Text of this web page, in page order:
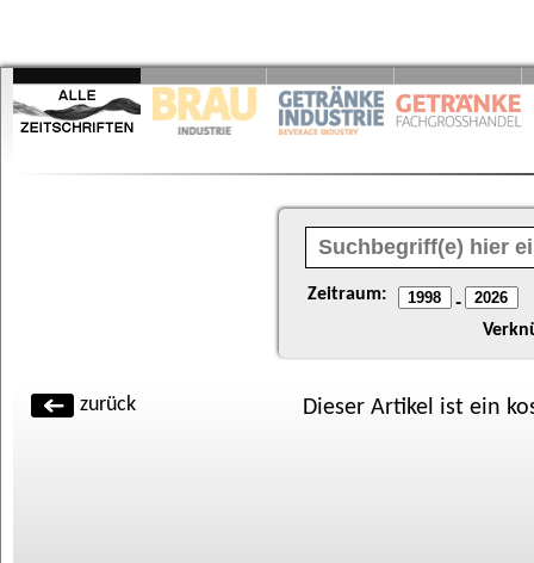
Zeitraum: -
zurück Dieser Artikel ist ein